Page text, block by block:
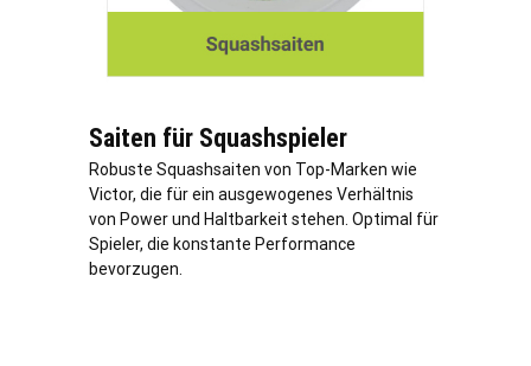
Saiten für Squashspieler
Robuste Squashsaiten von Top-Marken wie
Victor, die für ein ausgewogenes Verhältnis
von Power und Haltbarkeit stehen. Optimal für
Spieler, die konstante Performance
bevorzugen.